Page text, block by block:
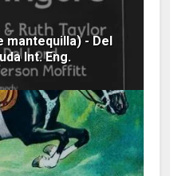
mantequilla) - Del
Int. Eng.